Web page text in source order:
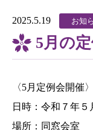
2025.5.19 お知
5月の
〈5月定例会開催〉
日時：令和７年５
場所：同窓会室